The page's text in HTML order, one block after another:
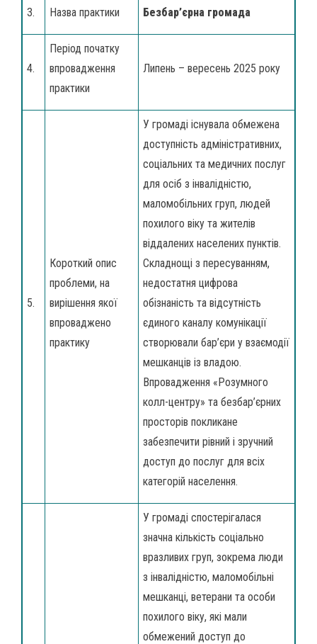
3. Назва практики Безбар’єрна громада
4.
Період початку
впровадження
практики
Липень – вересень 2025 року
5.
Короткий опис
проблеми, на
вирішення якої
впроваджено
практику
У громаді існувала обмежена
доступність адміністративних,
соціальних та медичних послуг
для осіб з інвалідністю,
маломобільних груп, людей
похилого віку та жителів
віддалених населених пунктів.
Складнощі з пересуванням,
недостатня цифрова
обізнаність та відсутність
єдиного каналу комунікації
створювали бар’єри у взаємодії
мешканців із владою.
Впровадження «Розумного
колл-центру» та безбар’єрних
просторів покликане
забезпечити рівний і зручний
доступ до послуг для всіх
категорій населення.
У громаді спостерігалася
значна кількість соціально
вразливих груп, зокрема люди
з інвалідністю, маломобільні
мешканці, ветерани та особи
похилого віку, які мали
обмежений доступ до